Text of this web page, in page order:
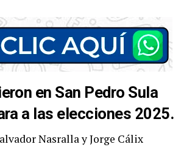
en San Pedro Sula
a las elecciones 2025.
Nasralla y Jorge Cálix